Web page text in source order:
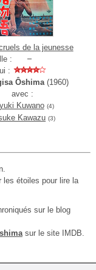
de la jeunesse
:
:
Ôshima(1960)
avec :
Kuwano (4)
Kawazu (3)
les étoiles pour lire la
sur le blog
sur le site IMDB.